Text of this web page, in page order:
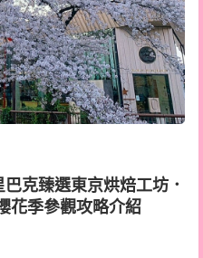
克臻選東京烘焙工坊．
花季參觀攻略介紹